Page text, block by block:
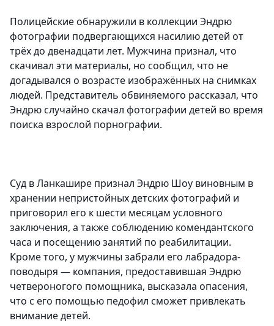
Полицейские обнаружили в коллекции Эндрю
фотографии подвергающихся насилию детей от
трёх до двенадцати лет. Мужчина признал, что
скачивал эти материалы, но сообщил, что не
догадывался о возрасте изображённых на снимках
людей. Представитель обвиняемого рассказал, что
Эндрю случайно скачал фотографии детей во время
поиска взрослой порнографии.
Суд в Ланкашире признал Эндрю Шоу виновным в
хранении непристойных детских фотографий и
приговорил его к шести месяцам условного
заключения, а также соблюдению комендантского
часа и посещению занятий по реабилитации.
Кроме того, у мужчины забрали его лабрадора-
поводыря — компания, предоставившая Эндрю
четвероногого помощника, высказала опасения,
что с его помощью педофил сможет привлекать
внимание детей.